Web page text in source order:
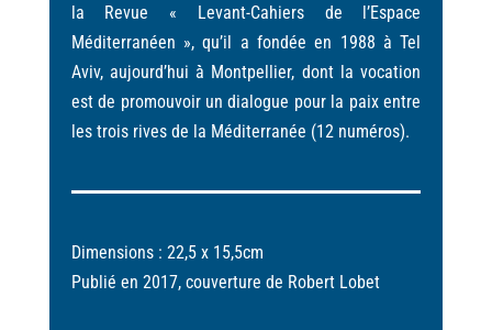
la Revue « Levant-Cahiers de l’Espace
Méditerranéen », qu’il a fondée en 1988 à Tel
Aviv, aujourd’hui à̀ Montpellier, dont la vocation
est de promouvoir un dialogue pour la paix entre
les trois rives de la Méditerranée (12 numéros).
Dimensions : 22,5 x 15,5cm
Publié en 2017, couverture de Robert Lobet